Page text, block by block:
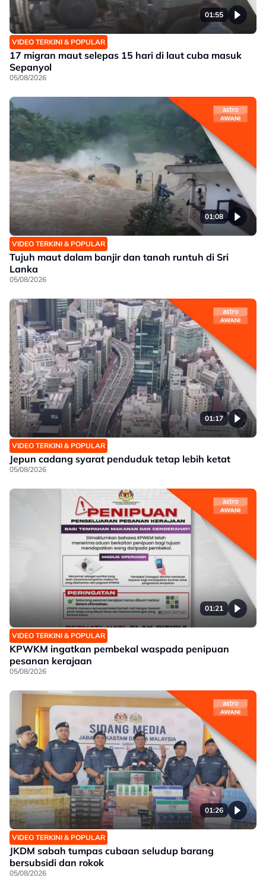
01:55
VIDEO TERKINI & POPULAR
17 migran maut selepas 15 hari di laut cuba masuk
Sepanyol
05/08/2026
01:08
VIDEO TERKINI & POPULAR
Tujuh maut dalam banjir dan tanah runtuh di Sri
Lanka
05/08/2026
01:17
VIDEO TERKINI & POPULAR
Jepun cadang syarat penduduk tetap lebih ketat
05/08/2026
01:21
VIDEO TERKINI & POPULAR
KPWKM ingatkan pembekal waspada penipuan
pesanan kerajaan
05/08/2026
01:26
VIDEO TERKINI & POPULAR
JKDM sabah tumpas cubaan seludup barang
bersubsidi dan rokok
05/08/2026